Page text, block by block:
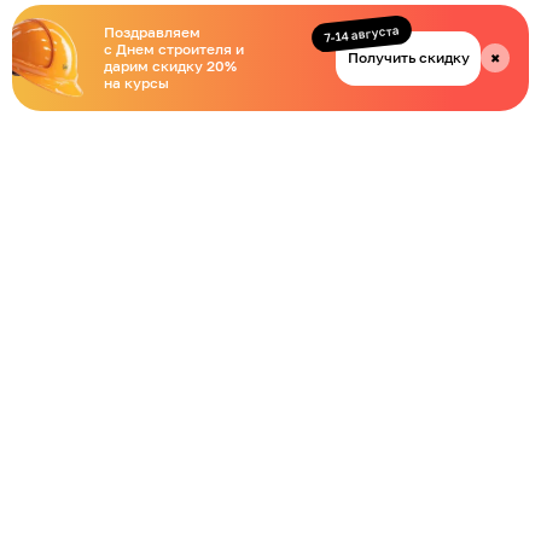
Поздравляем
с Днем строителя и
дарим скидку 20%
на курсы
Получить скидку
7-14 августа
✖